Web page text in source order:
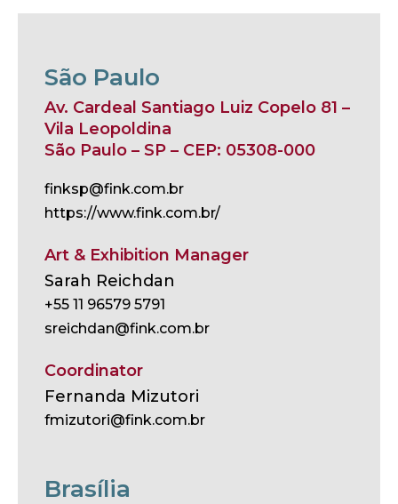
São Paulo
Av. Cardeal Santiago Luiz Copelo 81 –
Vila Leopoldina
São Paulo – SP – CEP: 05308-000
finksp@fink.com.br
https://www.fink.com.br/
Art & Exhibition Manager
Sarah Reichdan
+55 11 96579 5791
sreichdan@fink.com.br
Coordinator
Fernanda Mizutori
fmizutori@fink.com.br
Brasília